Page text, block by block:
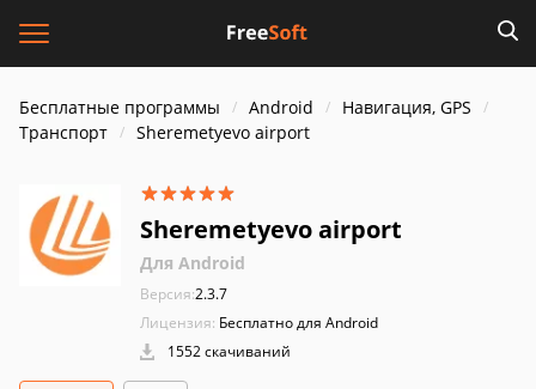
Бесплатные программы Android
Навигация, GPS
Транспорт
Sheremetyevo airport
Sheremetyevo airport
Для Android
Версия:2.3.7
Лицензия: Бесплатно для Android
1552 скачиваний